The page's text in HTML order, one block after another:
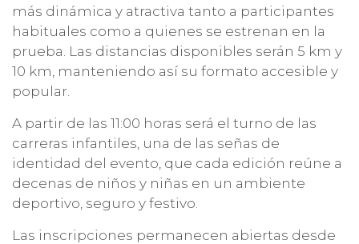
más dinámica y atractiva tanto a participantes
habituales como a quienes se estrenan en la
prueba. Las distancias disponibles serán 5 km y
10 km, manteniendo así su formato accesible y
popular.
A partir de las 11:00 horas será el turno de las
carreras infantiles, una de las señas de
identidad del evento, que cada edición reúne a
decenas de niños y niñas en un ambiente
deportivo, seguro y festivo.
Las inscripciones permanecen abiertas desde